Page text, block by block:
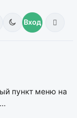
Вход
пункт меню на